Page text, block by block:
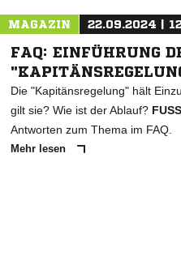
MAGAZIN 22.09.2024 |
FAQ: EINFÜHRUNG
Die "Kapitänsregelung" hält
gilt sie? Wie ist der Ablauf?
Antworten zum Thema im FAQ.
Mehr lesen